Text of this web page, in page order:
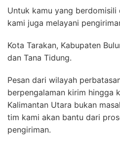
Untuk kamu yang berdomisili
kami juga melayani
Kota Tarakan, Kabupaten
dan Tana Tidung.
Pesan dari wilayah
berpengalaman kirim hingga
Kalimantan Utara bukan
tim kami akan bantu dari
pengiriman.